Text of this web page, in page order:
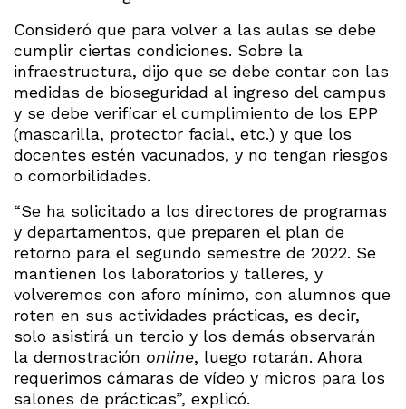
Consideró que para volver a las aulas se debe
cumplir ciertas condiciones. Sobre la
infraestructura, dijo que se debe contar con las
medidas de bioseguridad al ingreso del campus
y se debe verificar el cumplimiento de los EPP
(mascarilla, protector facial, etc.) y que los
docentes estén vacunados, y no tengan riesgos
o comorbilidades.
“Se ha solicitado a los directores de programas
y departamentos, que preparen el plan de
retorno para el segundo semestre de 2022. Se
mantienen los laboratorios y talleres, y
volveremos con aforo mínimo, con alumnos que
roten en sus actividades prácticas, es decir,
solo asistirá un tercio y los demás observarán
la demostración online, luego rotarán. Ahora
requerimos cámaras de vídeo y micros para los
salones de prácticas”, explicó.